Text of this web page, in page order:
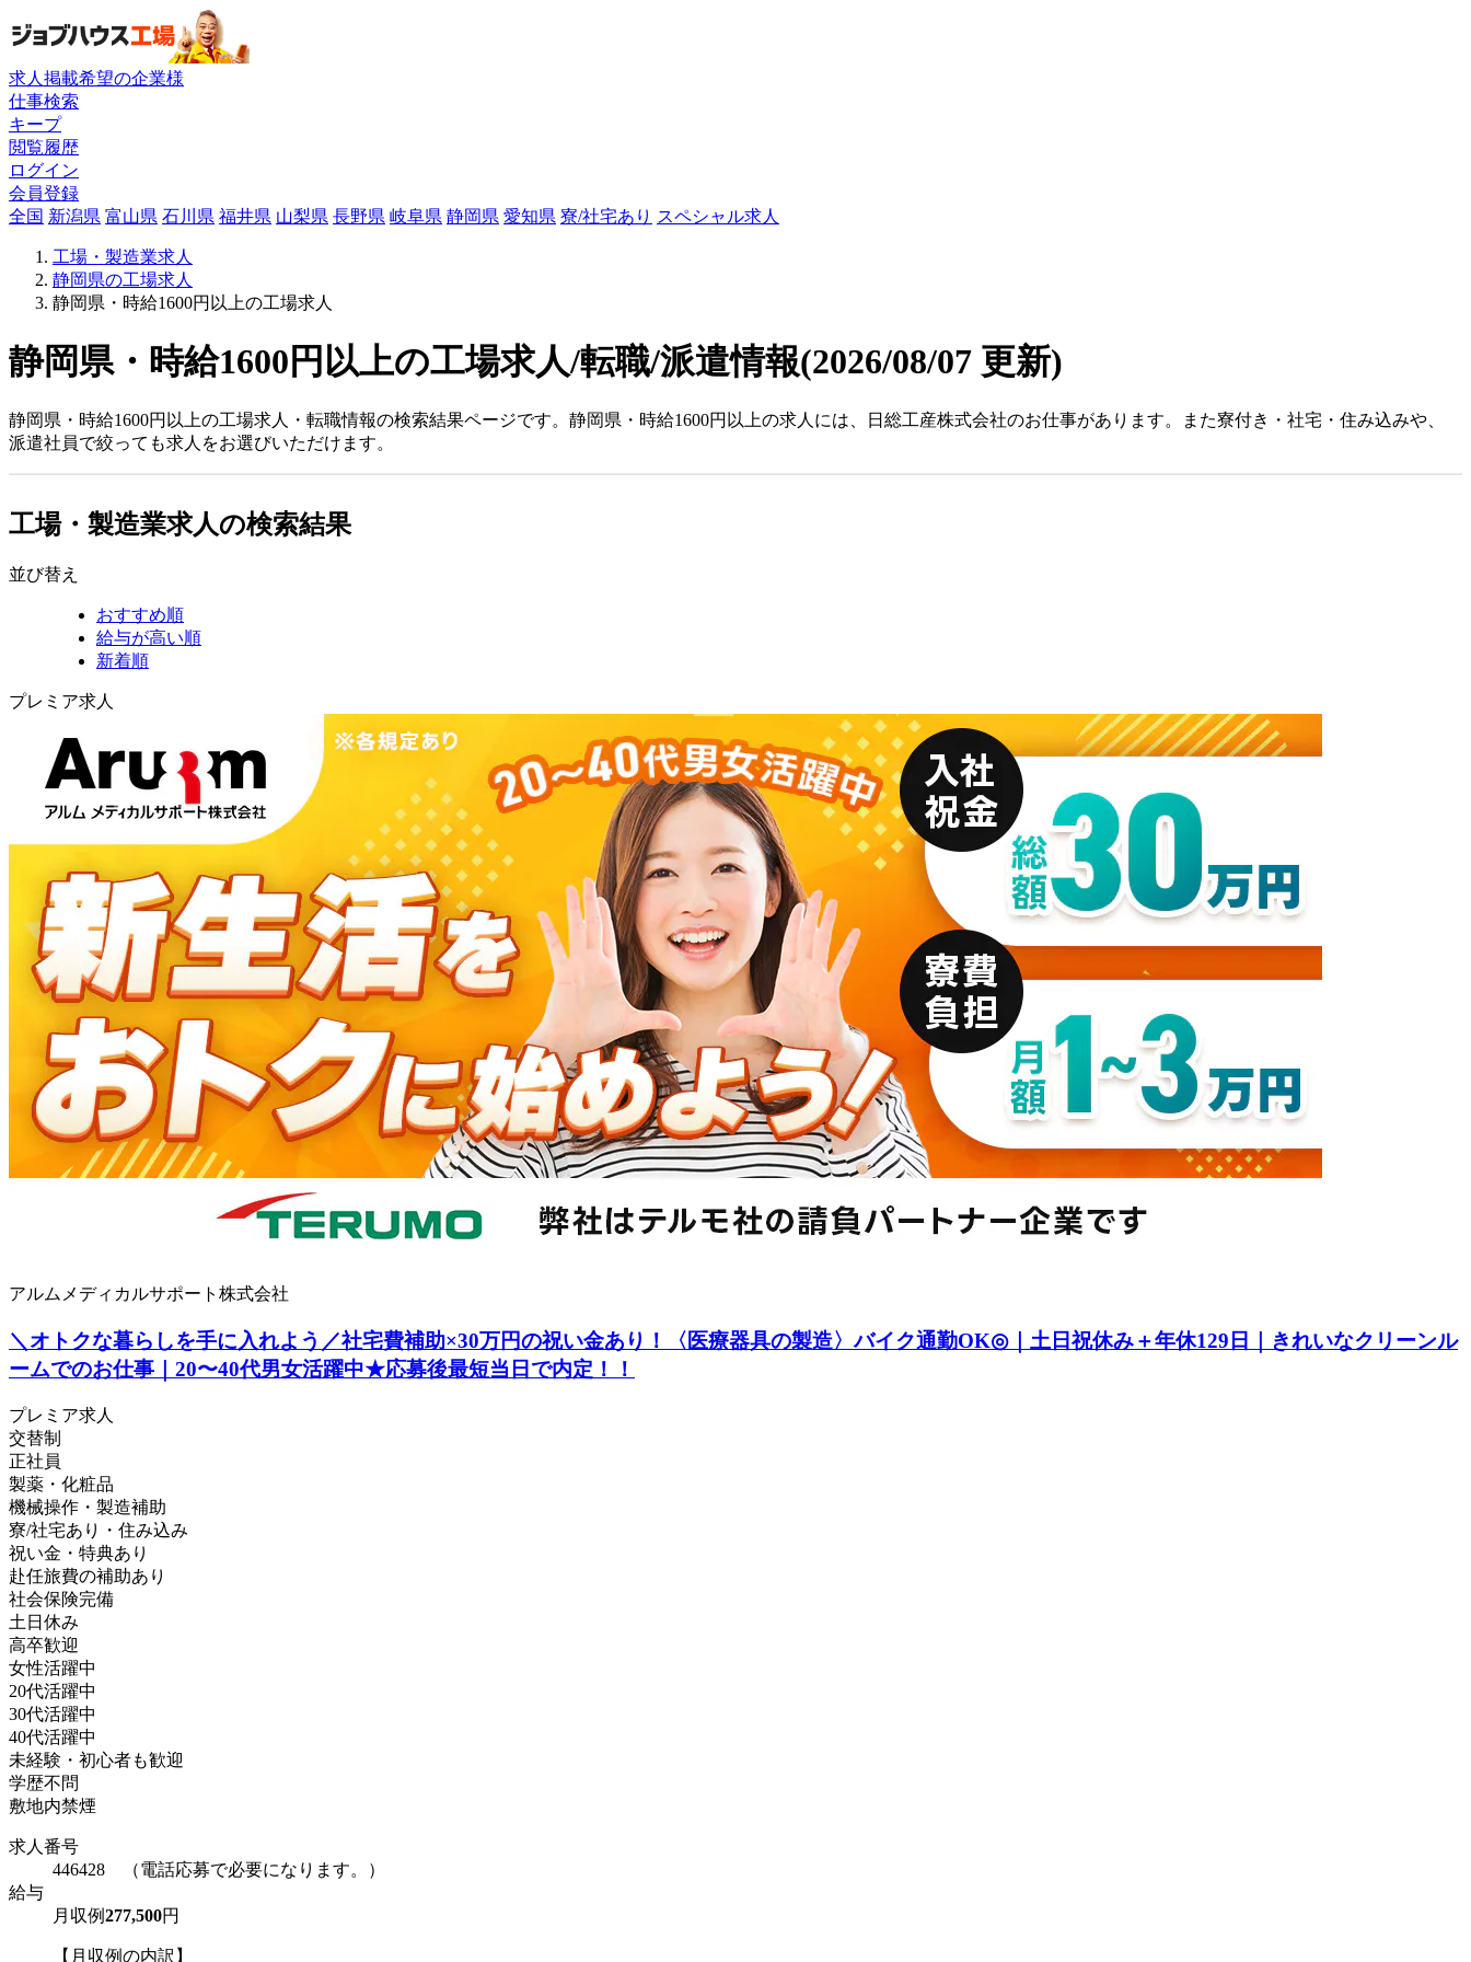
求人掲載希望の企業様
仕事検索
キープ
閲覧履歴
ログイン
会員登録
全国 新潟県 富山県 石川県 福井県 山梨県 長野県 岐阜県 静岡県 愛知県 寮/社宅あり スペシャル求人
工場・製造業求人
静岡県の工場求人
静岡県・時給1600円以上の工場求人
静岡県・時給1600円以上の工場求人/転職/派遣情報(2026/08/07 更新)
静岡県・時給1600円以上の工場求人・転職情報の検索結果ページです。静岡県・時給1600円以上の求人には、日総工産株式会社のお仕事があります。また寮付き・社宅・住み込みや、
派遣社員で絞っても求人をお選びいただけます。
工場・製造業求人の検索結果
並び替え
おすすめ順
給与が高い順
新着順
プレミア求人
アルムメディカルサポート株式会社
＼オトクな暮らしを手に入れよう／社宅費補助×30万円の祝い金あり！〈医療器具の製造〉バイク通勤OK◎｜土日祝休み＋年休129日｜きれいなクリーンル
ームでのお仕事｜20〜40代男女活躍中★応募後最短当日で内定！！
プレミア求人
交替制
正社員
製薬・化粧品
機械操作・製造補助
寮/社宅あり・住み込み
祝い金・特典あり
赴任旅費の補助あり
社会保険完備
土日休み
高卒歓迎
女性活躍中
20代活躍中
30代活躍中
40代活躍中
未経験・初心者も歓迎
学歴不問
敷地内禁煙
求人番号
446428 （電話応募で必要になります。）
給与
月収例277,500円
【月収例の内訳】